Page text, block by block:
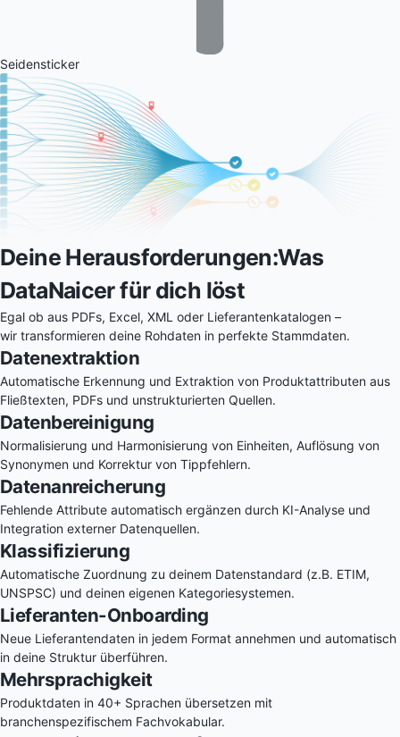
Seidensticker
Deine Herausforderungen:Was
DataNaicerfür dich löst
Egal ob aus PDFs, Excel, XML oder Lieferantenkatalogen –
wir transformieren deine Rohdaten in perfekte Stammdaten.
Datenextraktion
Automatische Erkennung und Extraktion von Produktattributen aus
Fließtexten, PDFs und unstrukturierten Quellen.
Datenbereinigung
Normalisierung und Harmonisierung von Einheiten, Auflösung von
Synonymen und Korrektur von Tippfehlern.
Datenanreicherung
Fehlende Attribute automatisch ergänzen durch KI-Analyse und
Integration externer Datenquellen.
Klassifizierung
Automatische Zuordnung zu deinem Datenstandard (z.B. ETIM,
UNSPSC) und deinen eigenen Kategoriesystemen.
Lieferanten-Onboarding
Neue Lieferantendaten in jedem Format annehmen und automatisch
in deine Struktur überführen.
Mehrsprachigkeit
Produktdaten in 40+ Sprachen übersetzen mit
branchenspezifischem Fachvokabular.